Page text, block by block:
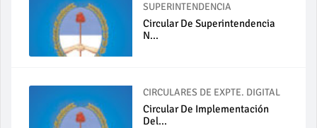
SUPERINTENDENCIA
Circular De Superintendencia
N...
CIRCULARES DE EXPTE. DIGITAL
Circular De Implementación
Del...